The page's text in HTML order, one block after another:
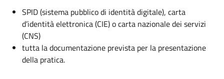
SPID (sistema pubblico di identità digitale), carta
d’identità elettronica (CIE) o carta nazionale dei servizi
(CNS)
tutta la documentazione prevista per la presentazione
della pratica.